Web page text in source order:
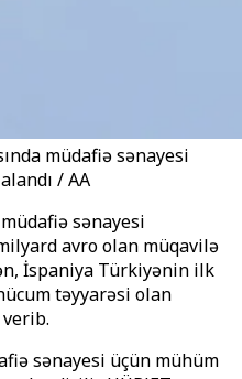
müdafiə sənayesi
/ AA
sənayesi
avro olan müqavilə
İspaniya Türkiyənin ilk
təyyarəsi olan
verib.
sənayesi üçün mühüm